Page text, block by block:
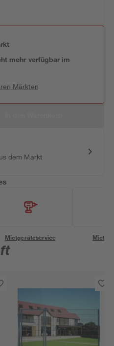
mehr verfügbar im
Märkten
dem Markt
Mietgeräteservice